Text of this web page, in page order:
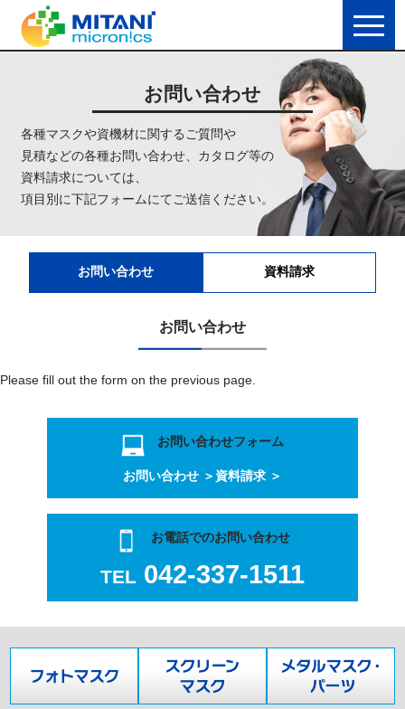
お問い合わせ
各種マスクや資機材に関するご質問や
見積などの各種お問い合わせ、カタログ等の
資料請求については、
項目別に下記フォームにてご送信ください。
お問い合わせ 資料請求
お問い合わせ
Please fill out the form on the previous page.
お問い合わせフォーム
お問い合わせ ＞ 資料請求 ＞
お電話でのお問い合わせ
TEL 042-337-1511